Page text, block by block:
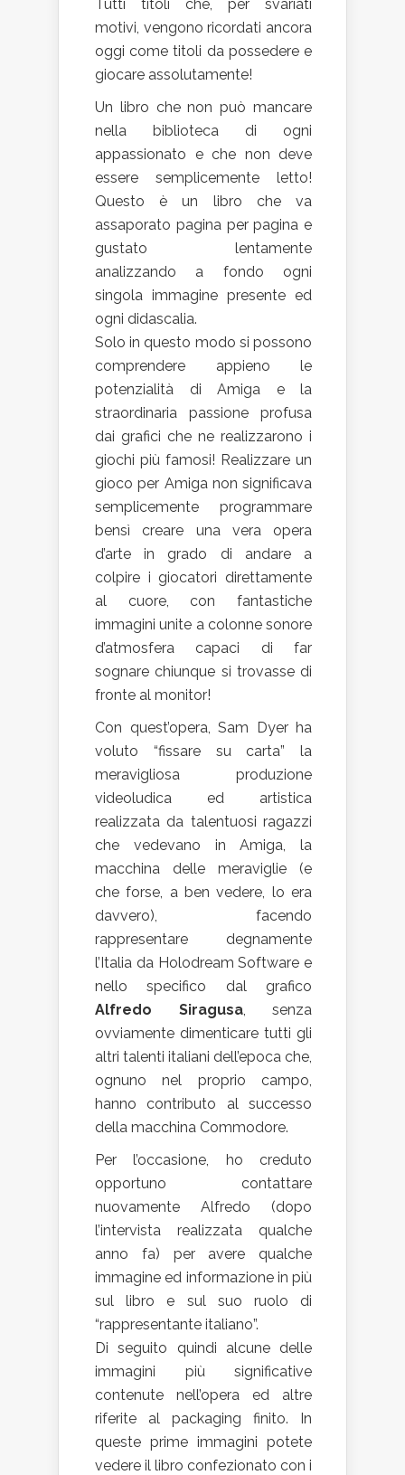
Tutti titoli che, per svariati
motivi, vengono ricordati ancora
oggi come titoli da possedere e
giocare assolutamente!
Un libro che non può mancare
nella biblioteca di ogni
appassionato e che non deve
essere semplicemente letto!
Questo è un libro che va
assaporato pagina per pagina e
gustato lentamente
analizzando a fondo ogni
singola immagine presente ed
ogni didascalia.
Solo in questo modo si possono
comprendere appieno le
potenzialità di Amiga e la
straordinaria passione profusa
dai grafici che ne realizzarono i
giochi più famosi! Realizzare un
gioco per Amiga non significava
semplicemente programmare
bensì creare una vera opera
d’arte in grado di andare a
colpire i giocatori direttamente
al cuore, con fantastiche
immagini unite a colonne sonore
d’atmosfera capaci di far
sognare chiunque si trovasse di
fronte al monitor!
Con quest’opera, Sam Dyer ha
voluto “fissare su carta” la
meravigliosa produzione
videoludica ed artistica
realizzata da talentuosi ragazzi
che vedevano in Amiga, la
macchina delle meraviglie (e
che forse, a ben vedere, lo era
davvero), facendo
rappresentare degnamente
l’Italia da Holodream Software e
nello specifico dal grafico
Alfredo Siragusa, senza
ovviamente dimenticare tutti gli
altri talenti italiani dell’epoca che,
ognuno nel proprio campo,
hanno contributo al successo
della macchina Commodore.
Per l’occasione, ho creduto
opportuno contattare
nuovamente Alfredo (dopo
l’intervista realizzata qualche
anno fa) per avere qualche
immagine ed informazione in più
sul libro e sul suo ruolo di
“rappresentante italiano”.
Di seguito quindi alcune delle
immagini più significative
contenute nell’opera ed altre
riferite al packaging finito. In
queste prime immagini potete
vedere il libro confezionato con i